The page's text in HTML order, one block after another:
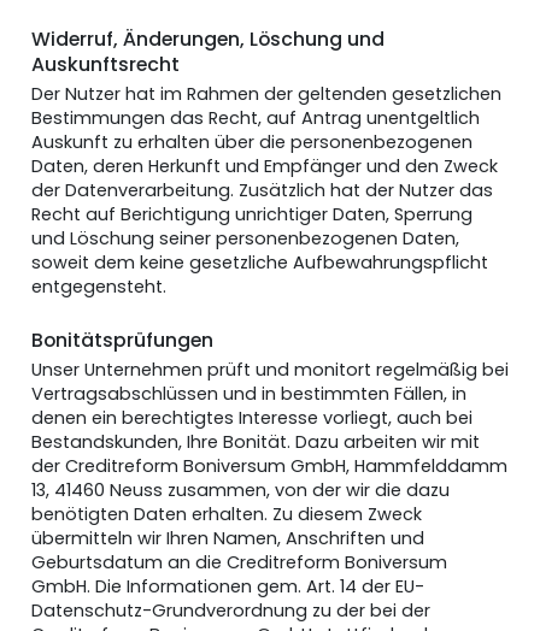
Widerruf, Änderungen, Löschung und
Auskunftsrecht
Der Nutzer hat im Rahmen der geltenden gesetzlichen
Bestimmungen das Recht, auf Antrag unentgeltlich
Auskunft zu erhalten über die personenbezogenen
Daten, deren Herkunft und Empfänger und den Zweck
der Datenverarbeitung. Zusätzlich hat der Nutzer das
Recht auf Berichtigung unrichtiger Daten, Sperrung
und Löschung seiner personenbezogenen Daten,
soweit dem keine gesetzliche Aufbewahrungspflicht
entgegensteht.
Bonitätsprüfungen
Unser Unternehmen prüft und monitort regelmäßig bei
Vertragsabschlüssen und in bestimmten Fällen, in
denen ein berechtigtes Interesse vorliegt, auch bei
Bestandskunden, Ihre Bonität. Dazu arbeiten wir mit
der Creditreform Boniversum GmbH, Hammfelddamm
13, 41460 Neuss zusammen, von der wir die dazu
benötigten Daten erhalten. Zu diesem Zweck
übermitteln wir Ihren Namen, Anschriften und
Geburtsdatum an die Creditreform Boniversum
GmbH. Die Informationen gem. Art. 14 der EU-
Datenschutz-Grundverordnung zu der bei der